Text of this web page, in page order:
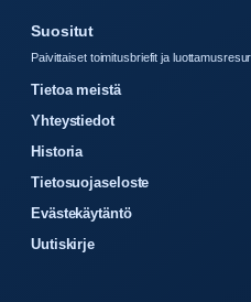
Suositut
Paivittaiset toimitusbriefit ja
Tietoa meistä
Yhteystiedot
Historia
Tietosuojaseloste
Evästekäytäntö
Uutiskirje